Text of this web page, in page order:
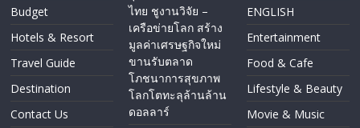
Budget
Hotels & Resort
Travel Guide
Destination
Contact Us
ไทย ชูงานวิจัย –
เครือข่ายโลก สร้าง
มูลค่าเศรษฐกิจใหม่
ขานรับตลาด
โภชนาการสุขภาพ
โลกโตทะลุล้านล้าน
ดอลลาร์
ENGLISH​
Entertainment
Food & Cafe
Lifestyle & Beauty
Movie & Music